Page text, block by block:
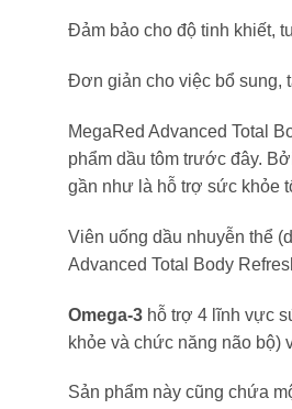
Đảm bảo cho độ tinh khiết,
Đơn giản cho việc bổ sung,
MegaRed Advanced Total
phẩm dầu tôm trước đây.
gần như là hỗ trợ sức khỏe
Viên uống dầu nhuyễn thể
Advanced Total Body
Omega-3 hỗ trợ 4 lĩnh vực
khỏe và chức năng não bộ)
Sản phẩm này cũng chứa